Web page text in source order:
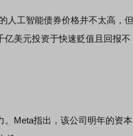
工智能债券价格并不太高，但
美元投资于快速贬值且回报不
Meta指出，该公司明年的资本